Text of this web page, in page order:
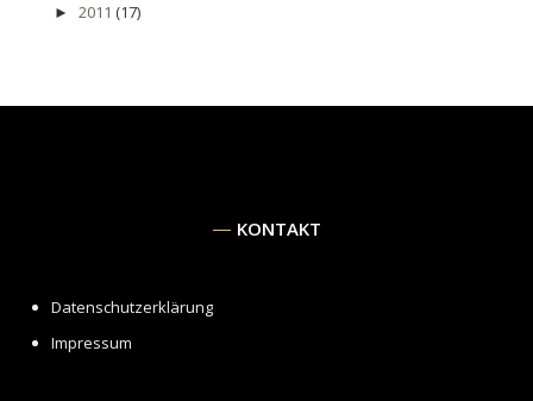
► 2011 (17)
KONTAKT
Datenschutzerklärung
Impressum